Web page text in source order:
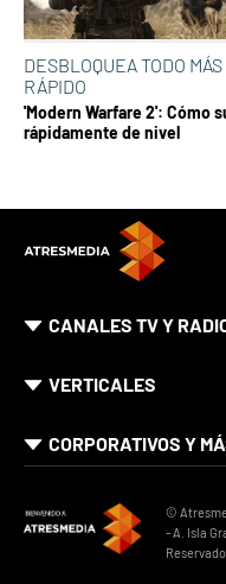
DESBLOQUEA TODO MÁS
RÁPIDO
'Modern Warfare 2': Cómo
rápidamente de nivel
CANALES TV Y
VERTICALES
CORPORATIVOS Y
©
- A. Isla